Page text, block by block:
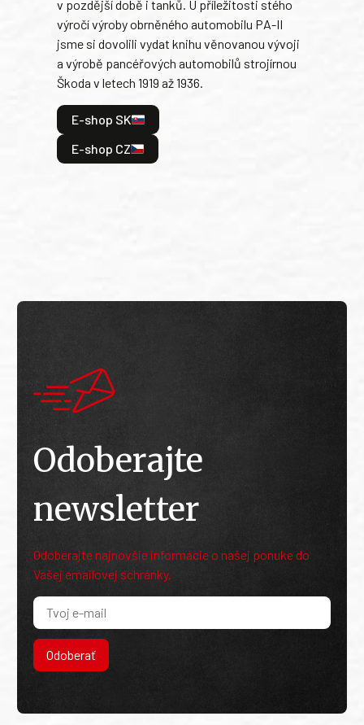
v pozdější době i tanků. U příležitosti stého
výročí výroby obrněného automobilu PA-II
jsme si dovolili vydat knihu věnovanou vývoji
a výrobě pancéřových automobilů strojírnou
Škoda v letech 1919 až 1936.
E-shop SK
E-shop CZ
Odoberajte
newsletter
Odoberajte najnovšie informácie o našej ponuke do
Vašej emailovej schránky.
Odoberať